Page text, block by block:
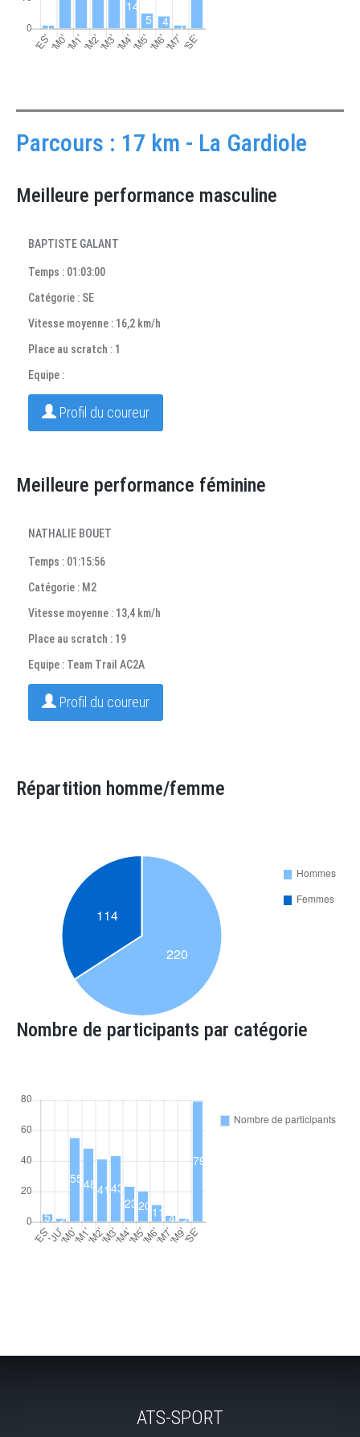
Parcours : 17 km - La Gardiole
Meilleure performance masculine
BAPTISTE GALANT
Temps : 01:03:00
Catégorie : SE
Vitesse moyenne : 16,2 km/h
Place au scratch : 1
Equipe :
Profil du coureur
Meilleure performance féminine
NATHALIE BOUET
Temps : 01:15:56
Catégorie : M2
Vitesse moyenne : 13,4 km/h
Place au scratch : 19
Equipe : Team Trail AC2A
Profil du coureur
Répartition homme/femme
Nombre de participants par catégorie
ATS-SPORT